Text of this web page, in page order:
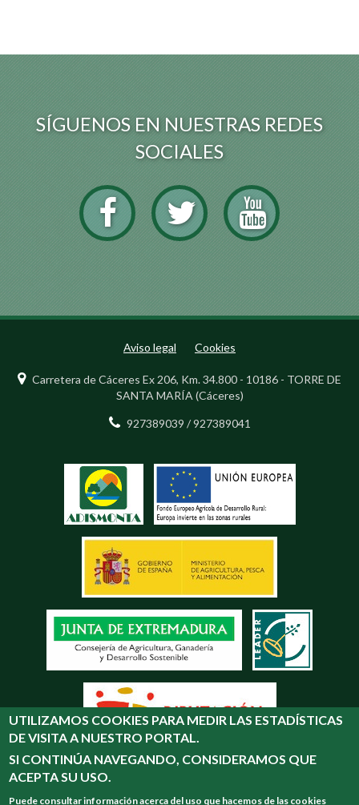
SÍGUENOS EN NUESTRAS REDES
SOCIALES
Aviso legal Cookies
Carretera de Cáceres Ex 206, Km. 34.800 - 10186 - TORRE DE
SANTA MARÍA (Cáceres)
927389039 / 927389041
UTILIZAMOS COOKIES PARA MEDIR LAS ESTADÍSTICAS
DE VISITA A NUESTRO PORTAL.
SI CONTINÚA NAVEGANDO, CONSIDERAMOS QUE
ACEPTA SU USO.
Puede consultar información acerca del uso que hacemos de las cookies